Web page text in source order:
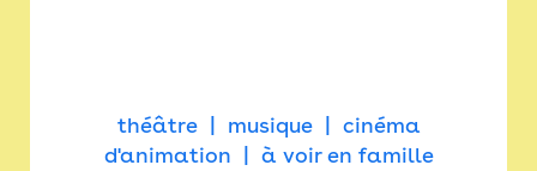
théâtre musique
cinéma
d'animation
à voir en famille